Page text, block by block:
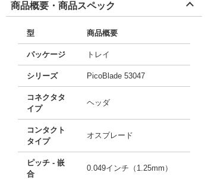
商品概要・商品スペック
型 商品概要
パッケージ トレイ
シリーズ PicoBlade 53047
コネクタタ
イプ
ヘッダ
コンタクト
タイプ
オスブレード
ピッチ - 嵌
合
0.049インチ（1.25mm）